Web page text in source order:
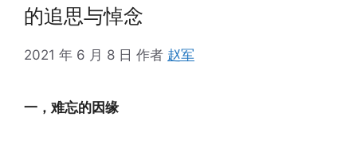
的追思与悼念
2021 年 6 月 8 日 作者 赵军
一，难忘的因缘